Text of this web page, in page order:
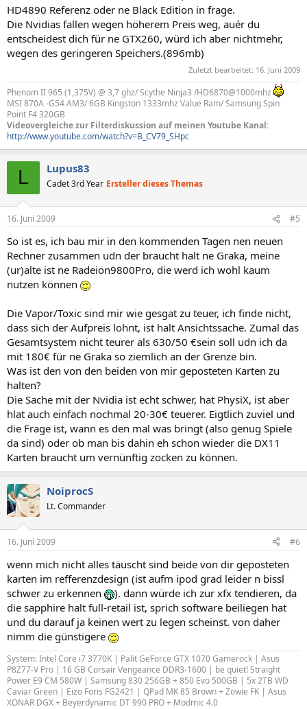
HD4890 Referenz oder ne Black Edition in frage.
Die Nvidias fallen wegen höherem Preis weg, auér du
entscheidest dich für ne GTX260, würd ich aber nichtmehr,
wegen des geringeren Speichers.(896mb)
Zuletzt bearbeitet: 16. Juni 2009
Phenom II 965 (1,375V) @ 3,7 ghz/ Scythe Ninja3 /HD6870@1000mhz
MSI 870A -G54 AM3/ 6GB Kingston 1333mhz Value Ram/ Samsung Spin
Point F4 320GB
Videovergleiche zur Filterdiskussion auf meinen Youtube Kanal:
http://www.youtube.com/watch?v=B_CV79_SHpc
L Lupus83
Cadet 3rd Year Ersteller dieses Themas
16. Juni 2009 #5
So ist es, ich bau mir in den kommenden Tagen nen neuen
Rechner zusammen udn der braucht halt ne Graka, meine
(ur)alte ist ne Radeion9800Pro, die werd ich wohl kaum
nutzen können
Die Vapor/Toxic sind mir wie gesgat zu teuer, ich finde nicht,
dass sich der Aufpreis lohnt, ist halt Ansichtssache. Zumal das
Gesamtsystem nicht teurer als 630/50 €sein soll udn ich da
mit 180€ für ne Graka so ziemlich an der Grenze bin.
Was ist den von den beiden von mir geposteten Karten zu
halten?
Die Sache mit der Nvidia ist echt schwer, hat PhysiX, ist aber
hlat auch einfach nochmal 20-30€ teuerer. Eigtlich zuviel und
die Frage ist, wann es den mal was bringt (also genug Spiele
da sind) oder ob man bis dahin eh schon wieder die DX11
Karten braucht um vernünftig zocken zu können.
NoiprocS
Lt. Commander
16. Juni 2009 #6
wenn mich nicht alles täuscht sind beide von dir geposteten
karten im refferenzdesign (ist aufm ipod grad leider n bissl
schwer zu erkennen
). dann würde ich zur xfx tendieren, da
die sapphire halt full-retail ist, sprich software beiliegen hat
und du darauf ja keinen wert zu legen scheinst. von daher
nimm die günstigere
System: Intel Core i7 3770K | Palit GeForce GTX 1070 Gamerock | Asus
P8Z77-V Pro | 16 GB Corsair Vengeance DDR3-1600 | be quiet! Straight
Power E9 CM 580W | Samsung 830 256GB + 850 Evo 500GB | 5x 2TB WD
Caviar Green | Eizo Foris FG2421 | QPad MK 85 Brown + Zowie FK | Asus
XONAR DGX + Beyerdynamic DT 990 PRO + Modmic 4.0